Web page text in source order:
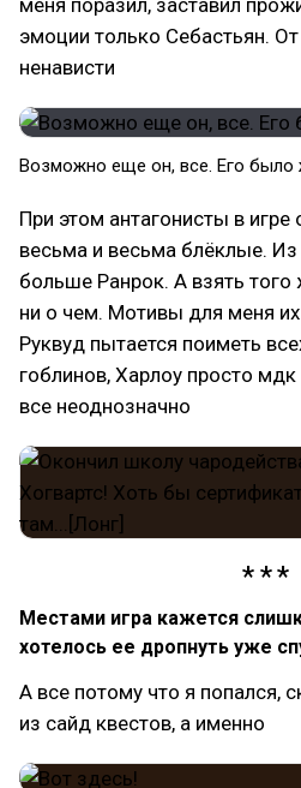
меня поразил, заставил
эмоции только Себастьян.
ненависти
Возможно еще он, все. Его было
При этом антагонисты в игре
весьма и весьма блёклые.
больше Ранрок. А взять того
ни о чем. Мотивы для меня их
Руквуд пытается поиметь
гоблинов, Харлоу просто
все неоднозначно
Местами игра кажется
хотелось ее дропнуть уже
А все потому что я попался,
из сайд квестов, а именно